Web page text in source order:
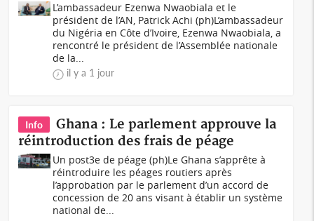
L’ambassadeur Ezenwa Nwaobiala et le
président de l’AN, Patrick Achi (ph)L’ambassadeur
du Nigéria en Côte d’Ivoire, Ezenwa Nwaobiala, a
rencontré le président de l’Assemblée nationale
de la...
il y a 1 jour
Info
Ghana : Le parlement approuve la
réintroduction des frais de péage
Un post3e de péage (ph)Le Ghana s’apprête à
réintroduire les péages routiers après
l’approbation par le parlement d’un accord de
concession de 20 ans visant à établir un système
national de...